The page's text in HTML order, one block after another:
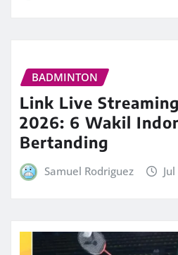
BADMINTON
Link Live
2026: 6 Wakil
Bertanding
Samuel Rodriguez